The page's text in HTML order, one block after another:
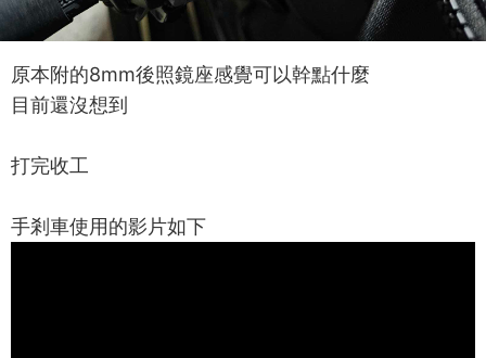
原本附的8mm後照鏡座感覺可以幹點什麼
目前還沒想到
打完收工
手剎車使用的影片如下